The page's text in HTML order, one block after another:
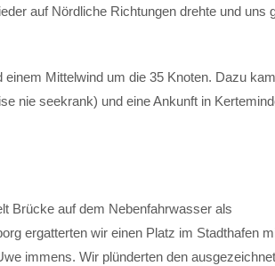
auf Nördliche Richtungen drehte und uns
Mittelwind um die 35 Knoten. Dazu kam
nie seekrank) und eine Ankunft in
Brücke auf dem Nebenfahrwasser als
ergatterten wir einen Platz im Stadthafen
immens. Wir plünderten den